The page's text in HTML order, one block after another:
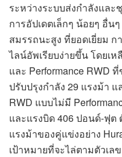
ระหว่างระบบส่งกำลังแล
การอัปเดตเล็กๆ น้อยๆ อื่น
สมรรถนะสูง ที่ยอดเยี่ยม ก
ไลน์อัพเรียบง่ายขึ้น โดยเห
และ Performance RWD
ปรับปรุงกำลัง 29 แรงม้า
RWD แบบไม่มี
และแรงบิด 406 ปอนด์-ฟุต
แรงม้าของคู่แข่งอย่าง
เป้าหมายที่จะไล่ตามตัวเ